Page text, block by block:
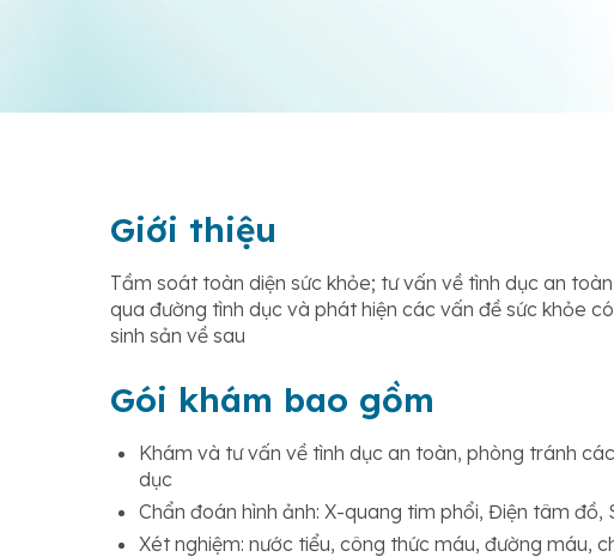
Giới thiệu
Tầm soát toàn diện sức khỏe; tư vấn về tình dục an
qua đường tình dục và phát hiện các vấn đề sức khỏe
sinh sản về sau
Gói khám bao gồm
Khám và tư vấn về tình dục an toàn, phòng tránh
dục
Chẩn đoán hình ảnh: X-quang tim phổi, Điện tâm
Xét nghiệm: nước tiểu, công thức máu, đường máu,